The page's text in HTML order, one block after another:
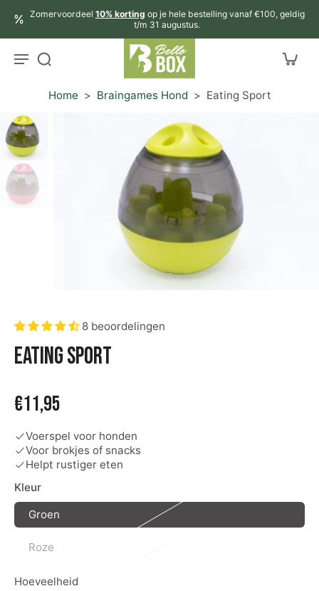
Zomervoordeel 10% korting op je hele bestelling vanaf €100, geldig
t/m 31 augustus.
Home > Braingames Hond > Eating Sport
8 beoordelingen
Eating sport
€11,95
Voerspel voor honden
Voor brokjes of snacks
Helpt rustiger eten
Kleur
Groen
Roze
Hoeveelheid